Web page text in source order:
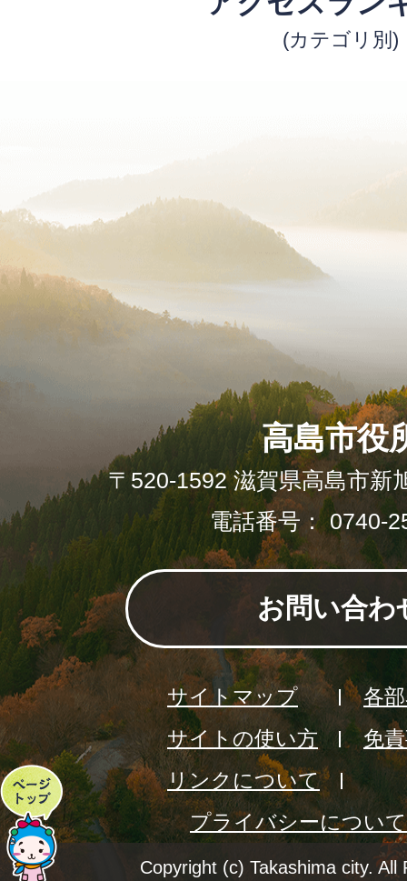
(カテゴリ別)
ペ
ー
ジ
高島市役
〒520-1592 滋賀県高島市新
電話番号： 0740-
お問い合わ
サイトマップ
各
サイトの使い方
免
リンクについて
プライバシーについて
Copyright (c) Takashima city. All